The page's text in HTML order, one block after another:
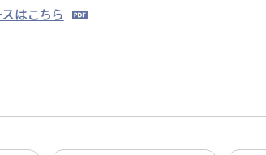
はこちら